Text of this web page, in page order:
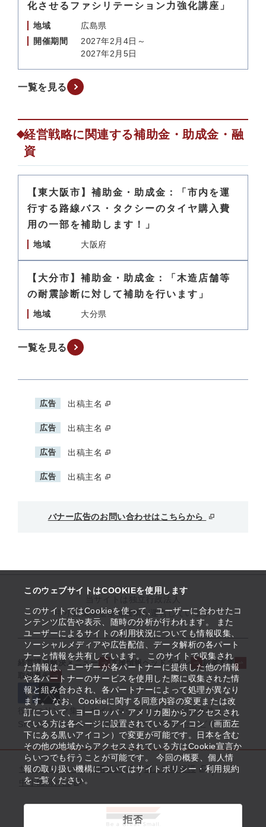
このウェブサイトはCOOKIEを使用します
このサイトではCookieを使って、ユーザーに合わせたコ
ンテンツ広告や表示、随時の分析が行われます。 また
ユーザーによるサイトの利用状況についても情報収集、
ソーシャルメディアや広告配信、データ解析の各パート
ナーと情報を共有しています。 このサイトで収集され
た情報は、ユーザーが各パートナーに提供した他の情報
や各パートナーのサービスを使用した際に収集された情
報と組み合わされ、各パートナーによって処理が異なり
ます。 なお、Cookieに関する同意内容の変更または改
訂について、ヨーロッパ・アメリカ圏からアクセスされ
ている方は各ページに設置されているアイコン（画面左
下にある黒いアイコン）で変更が可能です。日本を含む
その他の地域からアクセスされている方はCookie宣言か
らいつでも行うことが可能です。 今回の概要、個人情
報の取り扱い機構についてはサイトポリシー・利用規約
をご覧ください。
拒否
化させるファシリテーション力強化講座」
地域
広島県
開催期間
2027年2月4日～
2027年2月5日
一覧を見る
経営戦略に関連する補助金・助成金・融
資
【東大阪市】補助金・助成金：「市内を運
行する路線バス・タクシーのタイヤ購入費
用の一部を補助します！」
地域 大阪府
【大分市】補助金・助成金：「木造店舗等
の耐震診断に対して補助を行います」
地域 大分県
一覧を見る
広告 出稿主名
広告 出稿主名
広告 出稿主名
広告 出稿主名
バナー広告のお問い合わせはこちらから
中小企業基盤整備機構が運営しています
経営課題解決メニュー 支援情報ヘッドライン
起業支援
取組事例
役立つリンク集 サイトマップ
サイト利用条件
SNS公式アカウント一覧
ウェブアクセシビリティ
サイトポリシー・利用規約
個人情報保護
中小機構とは